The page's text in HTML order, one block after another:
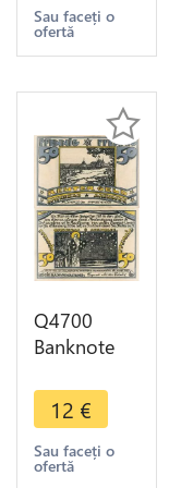
Marks 1918
AU - Make
Sau faceți o
ofertă
Q4700
Banknote
Pfennig
Reuter Geld
Ostseebad
Arendsee
12 €
Sau faceți o
ofertă